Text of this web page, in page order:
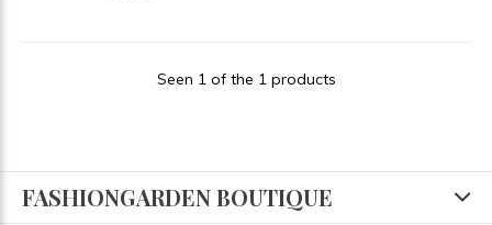
Seen 1 of the 1 products
FASHIONGARDEN BOUTIQUE